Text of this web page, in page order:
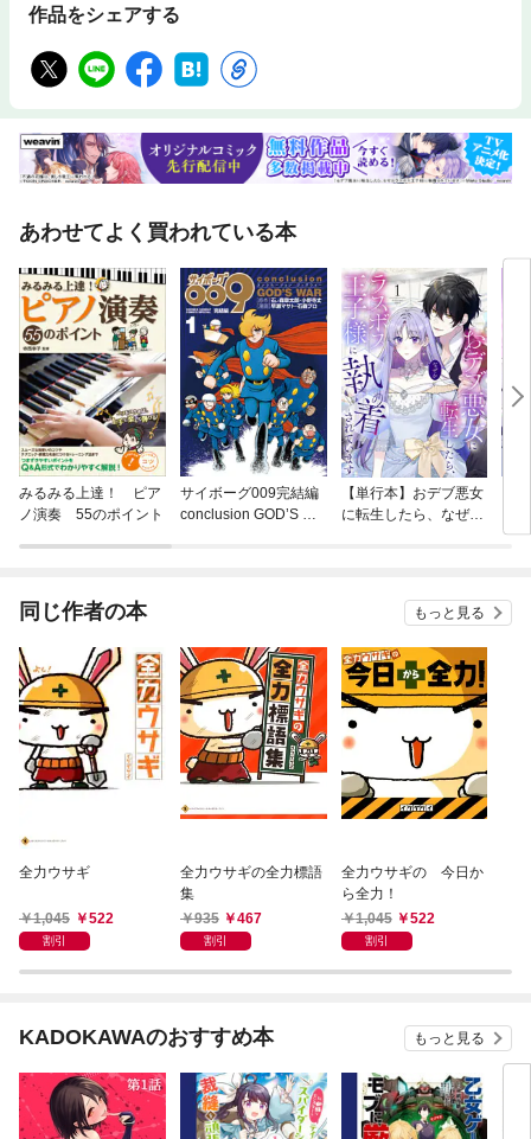
作品をシェアする
あわせてよく買われている本
みるみる上達！ ピア
ノ演奏 55のポイント
サイボーグ009完結編
conclusion GOD’S WA
【単行本】おデブ悪女
に転生したら、なぜか
同じ作者の本 もっと見る
全力ウサギ
1,045 522
割引
全力ウサギの全力標語
集
935
467
割引
全力ウサギの 今日か
ら全力！
1,045
522
割引
KADOKAWAのおすすめ本 もっと見る